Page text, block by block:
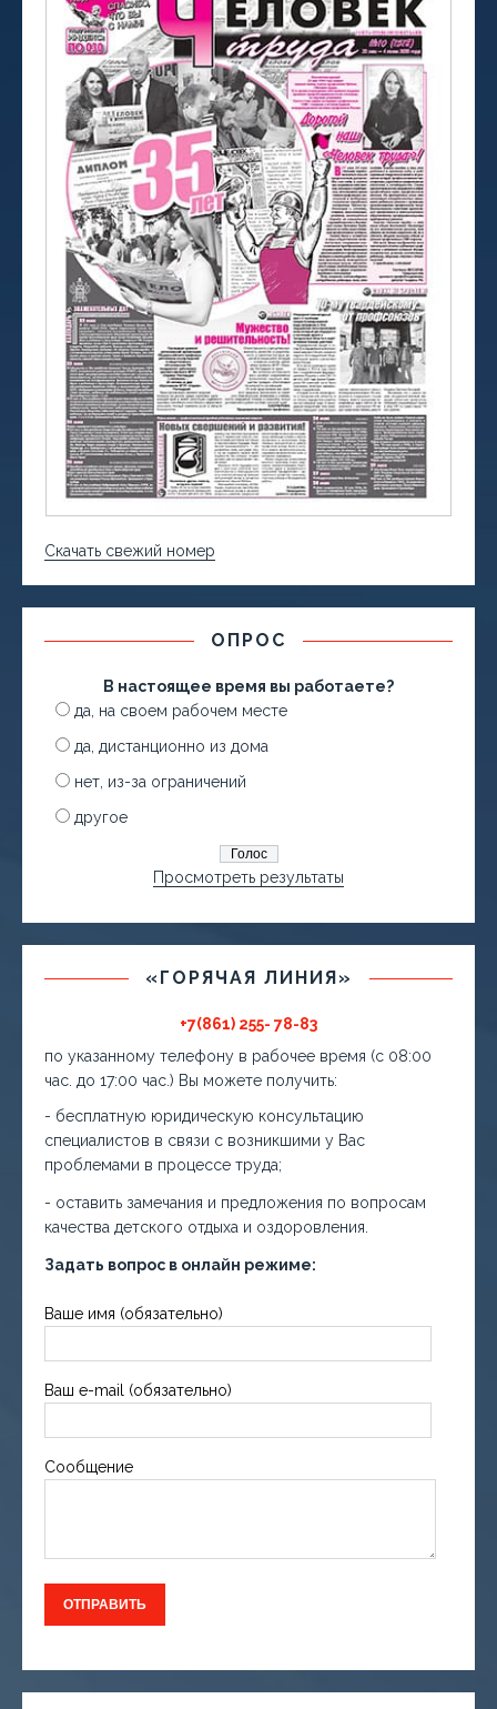
Скачать свежий номер
ОПРОС
В настоящее время вы работаете?
да, на своем рабочем месте
да, дистанционно из дома
нет, из-за ограничений
другое
Просмотреть результаты
«ГОРЯЧАЯ ЛИНИЯ»
+7(861) 255- 78-83
по указанному телефону в рабочее время (с 08:00
час. до 17:00 час.) Вы можете получить:
- бесплатную юридическую консультацию
специалистов в связи с возникшими у Вас
проблемами в процессе труда;
- оставить замечания и предложения по вопросам
качества детского отдыха и оздоровления.
Задать вопрос в онлайн режиме:
Ваше имя (обязательно)
Ваш e-mail (обязательно)
Сообщение